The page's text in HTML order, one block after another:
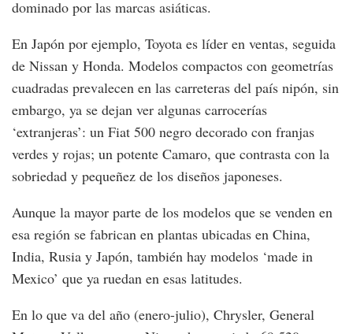
dominado por las marcas asiáticas.
En Japón por ejemplo, Toyota es líder en ventas, seguida
de Nissan y Honda. Modelos compactos con geometrías
cuadradas prevalecen en las carreteras del país nipón, sin
embargo, ya se dejan ver algunas carrocerías
‘extranjeras’: un Fiat 500 negro decorado con franjas
verdes y rojas; un potente Camaro, que contrasta con la
sobriedad y pequeñez de los diseños japoneses.
Aunque la mayor parte de los modelos que se venden en
esa región se fabrican en plantas ubicadas en China,
India, Rusia y Japón, también hay modelos ‘made in
Mexico’ que ya ruedan en esas latitudes.
En lo que va del año (enero-julio), Chrysler, General